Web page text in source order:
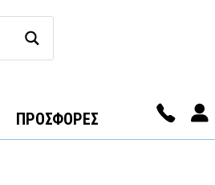
ΠΡΟΣΦΟΡΕΣ